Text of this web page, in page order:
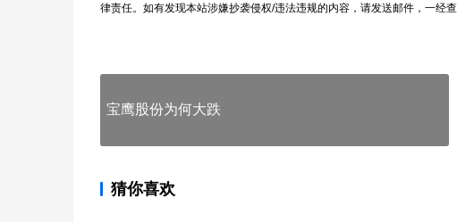
律责任。如有发现本站涉嫌抄袭侵权/违法违规的内容，请发送邮件，一经查
宝鹰股份为何大跌
猜你喜欢